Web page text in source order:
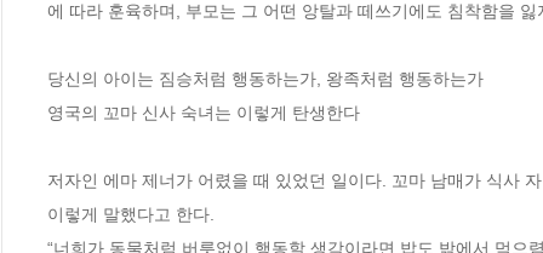
에 따라 훈육하며, 부모는 그 어떤 앙탈과 떼쓰기에도 침착함을
당신의 아이는 짐승처럼 행동하는가, 왕족처럼 행동하는가
영국의 꼬마 신사 숙녀는 이렇게 탄생한다
저자인 에마 제너가 어렸을 때 있었던 일이다. 꼬마 남매가 식사
이렇게 말했다고 한다.
“너희가 동물처럼 버릇없이 행동할 생각이라면 밥도 밖에서 먹으